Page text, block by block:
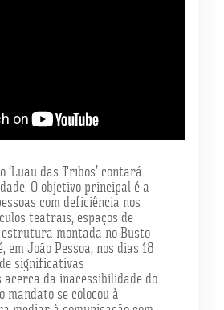
‘Luau das Tribos’ contará
O objetivo principal é a
com deficiência nos
teatrais, espaços de
montada no Busto
em João Pessoa, nos dias 18
significativas
acerca da inacessibilidade do
mandato se colocou à